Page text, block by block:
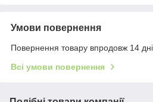
Умови повернення
Повернення товару впродовж 14
Всі умови повернення